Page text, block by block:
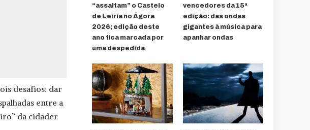
desafios: dar
entre a
da cidader
“assaltam” o Castelo
de Leiria no Ágora
2026; edição deste
ano fica marcada por
uma despedida
vencedores da 15ª
edição: das ondas
gigantes à música para
apanhar ondas